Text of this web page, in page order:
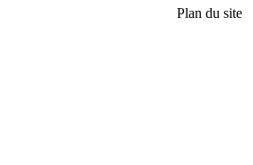
Plan du site